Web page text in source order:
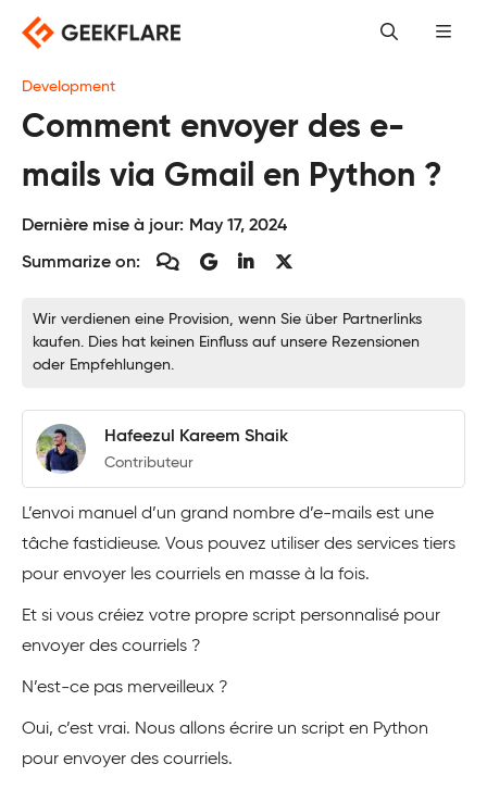
Skip
content
Development
Comment envoyer des e-
mails via Gmail en Python ?
Dernière mise à jour: May 17, 2024
Summarize on:
Wir verdienen eine Provision, wenn Sie über Partnerlinks
kaufen. Dies hat keinen Einfluss auf unsere Rezensionen
oder Empfehlungen.
Hafeezul Kareem Shaik
Contributeur
L’envoi manuel d’un grand nombre d’e-mails est une
tâche fastidieuse. Vous pouvez utiliser des services tiers
pour envoyer les courriels en masse à la fois.
Et si vous créiez votre propre script personnalisé pour
envoyer des courriels ?
N’est-ce pas merveilleux ?
Oui, c’est vrai. Nous allons écrire un script en Python
pour envoyer des courriels.